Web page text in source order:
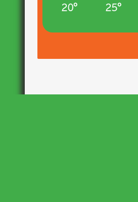
20° 25°